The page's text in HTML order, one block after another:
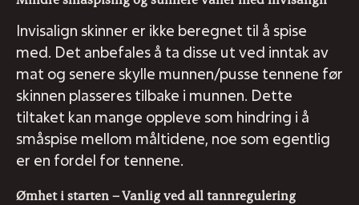
Invisalign skinner er ikke beregnet til å spise
med. Det anbefales å ta disse ut ved inntak av
mat og senere skylle munnen/pusse tennene før
skinnen plasseres tilbake i munnen. Dette
tiltaket kan mange oppleve som hindring i å
småspise mellom måltidene, noe som egentlig
er en fordel for tennene.
Ømhet i starten – Vanlig ved all tannregulering